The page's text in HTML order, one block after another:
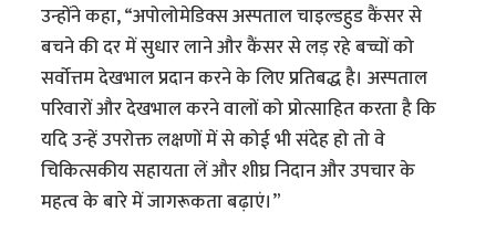
उन्होंने कहा, “अपोलोमेडिक्स अस्पताल चाइल्डहुड कैंसर से
बचने की दर में सुधार लाने और कैंसर से लड़ रहे बच्चों को
सर्वोत्तम देखभाल प्रदान करने के लिए प्रतिबद्ध है। अस्पताल
परिवारों और देखभाल करने वालों को प्रोत्साहित करता है कि
यदि उन्हें उपरोक्त लक्षणों में से कोई भी संदेह हो तो वे
चिकित्सकीय सहायता लें और शीघ्र निदान और उपचार के
महत्व के बारे में जागरूकता बढ़ाएं।”